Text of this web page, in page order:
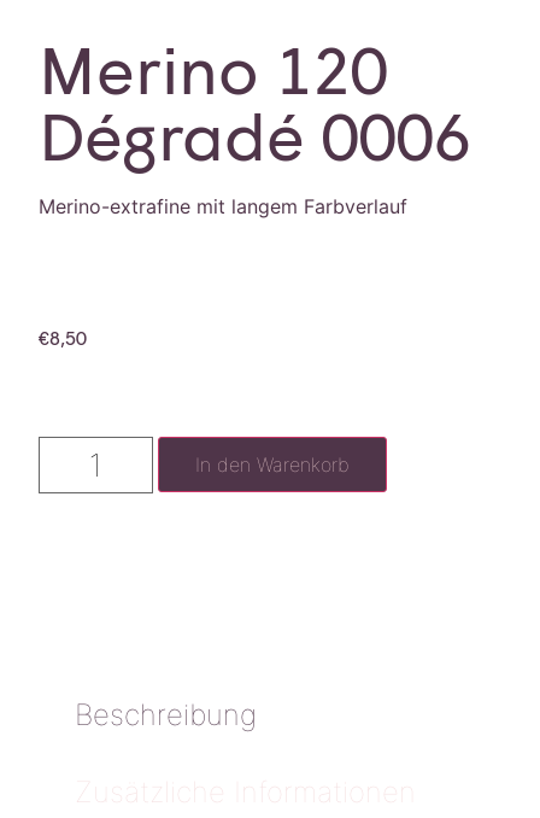
Merino 120
Dégradé 0006
Merino-extrafine mit langem Farbverlauf
€8,50
In den Warenkorb
Beschreibung
Zusätzliche Informationen